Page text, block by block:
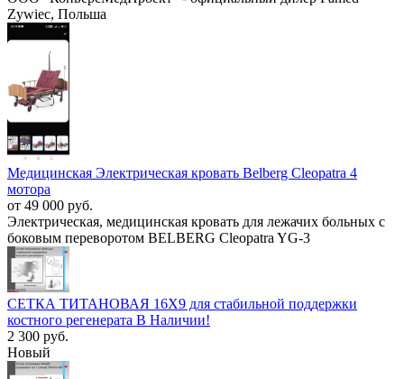
Zywiec, Польша
Медицинская Электрическая кровать Belberg Cleopatra 4
мотора
от 49 000 руб.
Электрическая, медицинская кровать для лежачих больных с
боковым переворотом BELBERG Cleopatra YG-3
СЕТКА ТИТАНОВАЯ 16Х9 для стабильной поддержки
костного регенерата В Наличии!
2 300 руб.
Новый